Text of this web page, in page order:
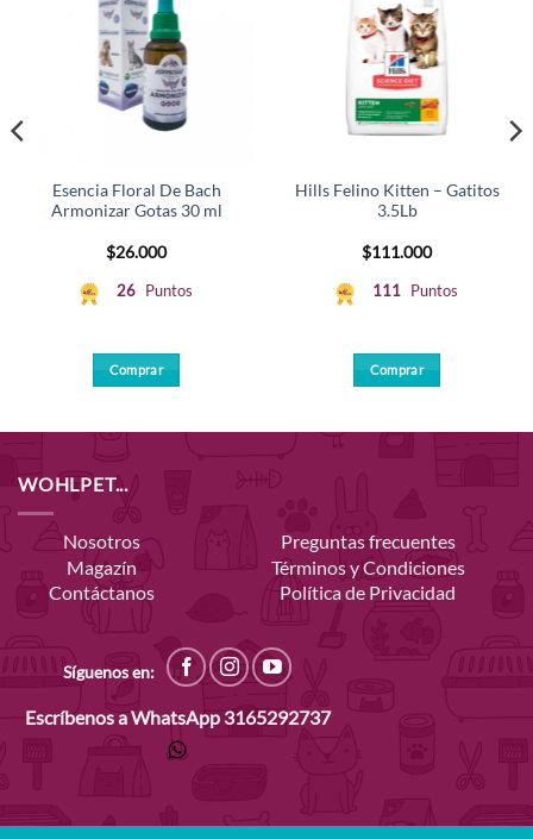
Esencia Floral De Bach
Armonizar Gotas 30 ml
$26.000
26 Puntos
Comprar
Hills Felino Kitten – Gatitos
3.5Lb
$111.000
111 Puntos
Comprar
WOHLPET...
Nosotros
Magazín
Contáctanos
Preguntas frecuentes
Términos y Condiciones
Política de Privacidad
Síguenos en:
Escríbenos a WhatsApp 3165292737